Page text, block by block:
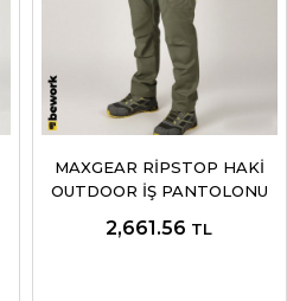
MAXGEAR RİPSTOP HAKİ
OUTDOOR İŞ PANTOLONU
2,661.56 TL